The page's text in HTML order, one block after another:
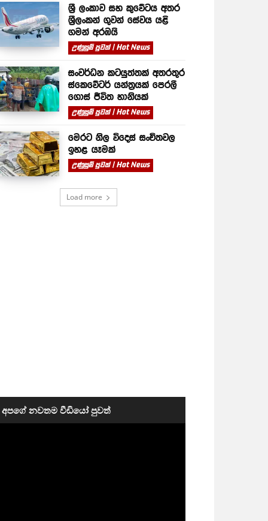
ශ්‍රී ලංකාව සහ කුවේටය අතර
ශ්‍රීලංකන් ගුවන් සේවය යළි
ගමන් අරඹයි
උණුසුම් පුවත් | Hot News
සංවර්ධන කටයුත්තක් අතරතුර
ස්කෙවේටර් යන්ත්‍රයක් පෙරලී
ගොස් ජීවිත හානියක්
උණුසුම් පුවත් | Hot News
මෙරට නිල විදෙස් සංචිතවල
ඉහළ යෑමක්
උණුසුම් පුවත් | Hot News
Load more
අපගේ නවතම වීඩියෝ පුවත්